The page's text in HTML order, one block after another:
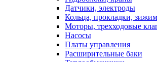
Датчики, электроды
Кольца, прокладки,
Моторы, трехходовые
Насосы
Платы управления
Расширительные баки